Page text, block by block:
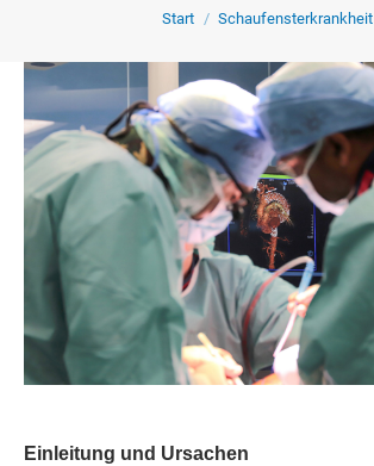
Sie befinden sich hier:
Start Schaufensterkrankheit
Einleitung und Ursachen